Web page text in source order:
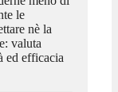
le
nè la
valuta
ed efficacia